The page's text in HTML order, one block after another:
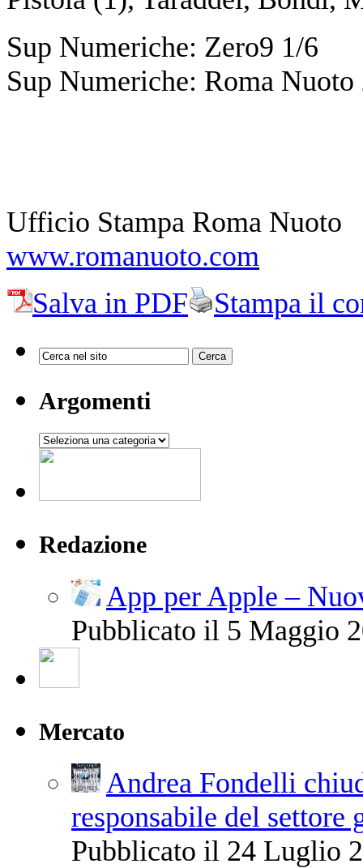
Sup Numeriche: Zero9 1/6
Sup Numeriche: Roma Nuoto
Ufficio Stampa Roma Nuoto
www.romanuoto.com
Salva in PDF
Stampa il
Argomenti
Argomenti
Redazione
App per Apple –
Pubblicato il 5 Maggio
Mercato
Andrea Fondelli
responsabile del settore
Pubblicato il 24 Luglio